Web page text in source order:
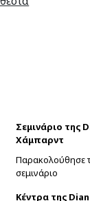
Σεμινάριο της
Χάμπαρντ
Παρακολούθησε
σεμινάριο
Κέντρα της